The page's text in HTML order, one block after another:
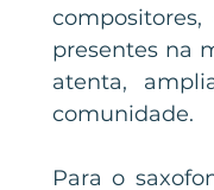
presentes na
atenta,
comunidade.
Para o